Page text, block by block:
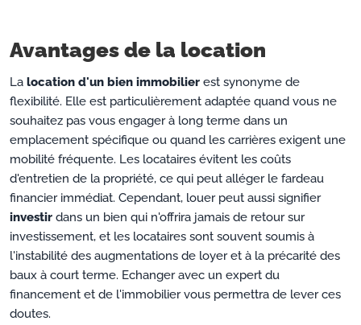
Avantages de la location
La location d'un bien immobilier est synonyme de
flexibilité. Elle est particulièrement adaptée quand vous ne
souhaitez pas vous engager à long terme dans un
emplacement spécifique ou quand les carrières exigent une
mobilité fréquente. Les locataires évitent les coûts
d'entretien de la propriété, ce qui peut alléger le fardeau
financier immédiat. Cependant, louer peut aussi signifier
investir dans un bien qui n'offrira jamais de retour sur
investissement, et les locataires sont souvent soumis à
l'instabilité des augmentations de loyer et à la précarité des
baux à court terme. Echanger avec un expert du
financement et de l'immobilier vous permettra de lever ces
doutes.